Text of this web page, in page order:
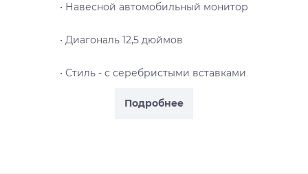
Подробнее
• Навесной автомобильный монитор
• Диагональ 12,5 дюймов
• Стиль - c серебристыми вставками